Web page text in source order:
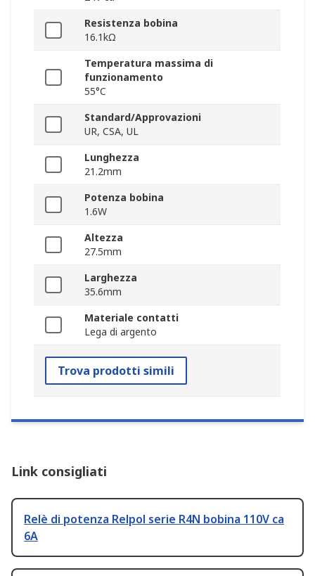
Resistenza bobina
16.1kΩ
Temperatura massima di
funzionamento
55°C
Standard/Approvazioni
UR, CSA, UL
Lunghezza
21.2mm
Potenza bobina
1.6W
Altezza
27.5mm
Larghezza
35.6mm
Materiale contatti
Lega di argento
Trova prodotti simili
Link consigliati
Relè di potenza Relpol serie R4N bobina 110V ca
6A